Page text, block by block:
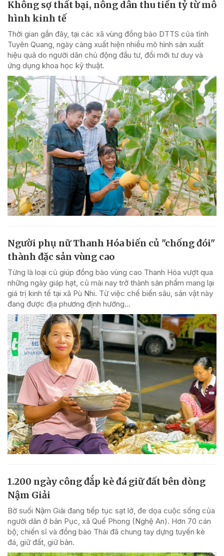
Không sợ thất bại, nông dân thu tiền tỷ từ mô
hình kinh tế
Thời gian gần đây, tại các xã vùng đồng bào DTTS của tỉnh
Tuyên Quang, ngày càng xuất hiện nhiều mô hình sản xuất
hiệu quả do người dân chủ động đầu tư, đổi mới tư duy và
ứng dụng khoa học kỹ thuật.
Người phụ nữ Thanh Hóa biến củ "chống đói"
thành đặc sản vùng cao
Từng là loại củ giúp đồng bào vùng cao Thanh Hóa vượt qua
những ngày giáp hạt, củ mài nay trở thành sản phẩm mang lại
giá trị kinh tế tại xã Pù Nhi. Từ việc chế biến sâu, sản vật này
đang được địa phương định hướng...
1.200 ngày công đắp kè đá giữ đất bên dòng
Nậm Giải
Bờ suối Nậm Giải đang tiếp tục sạt lở, đe dọa cuộc sống của
người dân ở bản Pục, xã Quế Phong (Nghệ An). Hơn 70 cán
bộ, chiến sĩ và đồng bào Thái đã chung tay dựng tuyến kè
đá, giữ đất, giữ bản.